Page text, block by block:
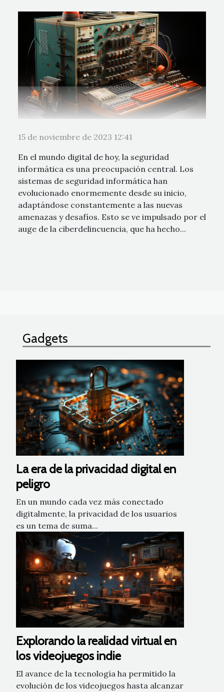
15 de noviembre de 2023 12:41
En el mundo digital de hoy, la seguridad
informática es una preocupación central. Los
sistemas de seguridad informática han
evolucionado enormemente desde su inicio,
adaptándose constantemente a las nuevas
amenazas y desafíos. Esto se ve impulsado por el
auge de la ciberdelincuencia, que ha hecho...
Gadgets
La era de la privacidad digital en
peligro
En un mundo cada vez más conectado
digitalmente, la privacidad de los usuarios
es un tema de suma...
Explorando la realidad virtual en
los videojuegos indie
El avance de la tecnología ha permitido la
evolución de los videojuegos hasta alcanzar